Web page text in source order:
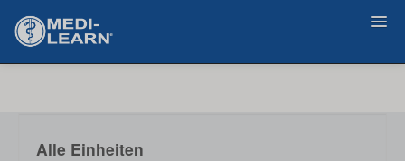
Alle Einheiten